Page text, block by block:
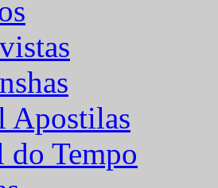
Apostilas
do Tempo